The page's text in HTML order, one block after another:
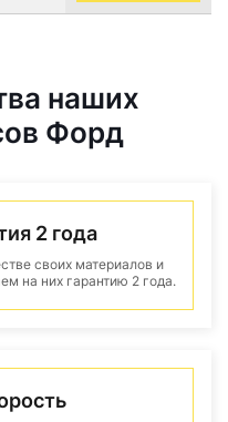
наших
Форд
2 года
своих материалов и
на них гарантию 2 года.